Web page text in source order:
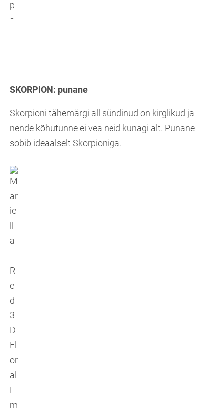
SKORPION: punane
Skorpioni tähemärgi all sündinud on kirglikud ja
nende kõhutunne ei vea neid kunagi alt. Punane
sobib ideaalselt Skorpioniga.